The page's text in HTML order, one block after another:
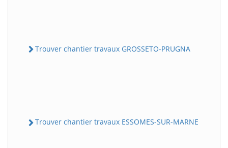
Trouver chantier travaux GROSSETO-PRUGNA
Trouver chantier travaux ESSOMES-SUR-MARNE